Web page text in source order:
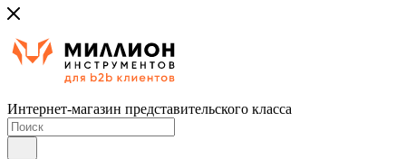
Интернет-магазин представительского класса